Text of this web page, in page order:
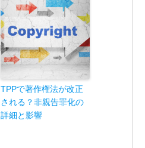
TPPで著作権法が改正
される？非親告罪化の
詳細と影響